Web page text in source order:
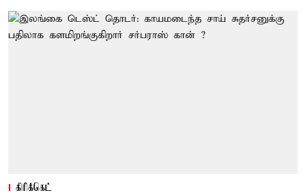
கிரிக்கெட்